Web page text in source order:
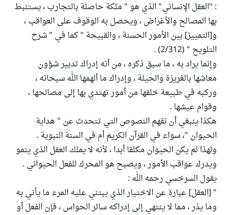
: "العقل الإنساني" الذي هو " ملكة حاصلة بالتجارب ، يستنبط
بها المصالح والأغراض ، ويحصل به الوقوف على العواقب ،
و[التمييز] بين الأمور الحسنة ، والقبيحة " كما في " شرح
التلويح " (2/312) .
وإنما يراد به ، ما سبق ذكره ، من أنه إدراك تدبير شؤون
معاشها بالغريزة والحيلة ، وإدراك ما ألهمها الله سبحانه ،
وركبه في طبيعة خلقها من أمور تهتدي بها إلى مصالحها ،
وقوام عيشها .
هكذا ينبغي أن نفهم النصوص التي تتحدث عن " هداية
الحيوان "، سواء في القرآن الكريم أم في السنة النبوية .
ولهذا لم يكن الحيوان مكلفا أبدا ، لأنه لا يملك العقل الذي ينمو
ويدرك عواقب الأمور ، ويصبح هو المحرك للفعل الحيواني .
يقول السرخسي رحمه الله :
" [العقل] عبارة عن الاختيار الذي يبتني عليه المرء ما يأتي به
وما يذر ، مما لا ينتهي إلى إدراكه سائر الحواس ، فإن الفعل أو